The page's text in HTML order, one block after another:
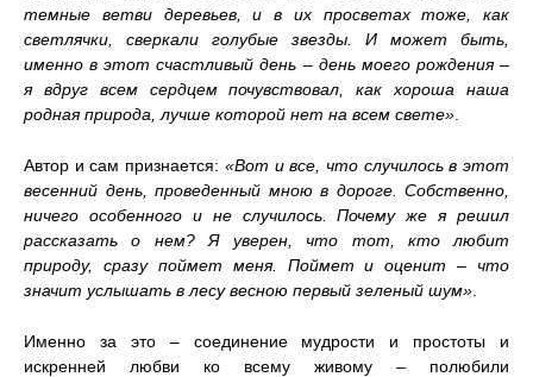
темные ветви деревьев, и в их просветах тоже, как
светлячки, сверкали голубые звезды. И может быть,
именно в этот счастливый день – день моего рождения –
я вдруг всем сердцем почувствовал, как хороша наша
родная природа, лучше которой нет на всем свете»
Автор и сам признается: «Вот и все, что случилось в этот
весенний день, проведенный мною в дороге. Собственно,
ничего особенного и не случилось. Почему же я решил
рассказать о нем? Я уверен, что тот, кто любит
природу, сразу поймет меня. Поймет и оценит – что
значит услышать в лесу весною первый зеленый шум»
Именно за это – соединение мудрости и простоты и
искренней любви ко всему живому – полюбили